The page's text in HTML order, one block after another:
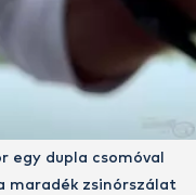
egy dupla csomóval
maradék zsinórszálat